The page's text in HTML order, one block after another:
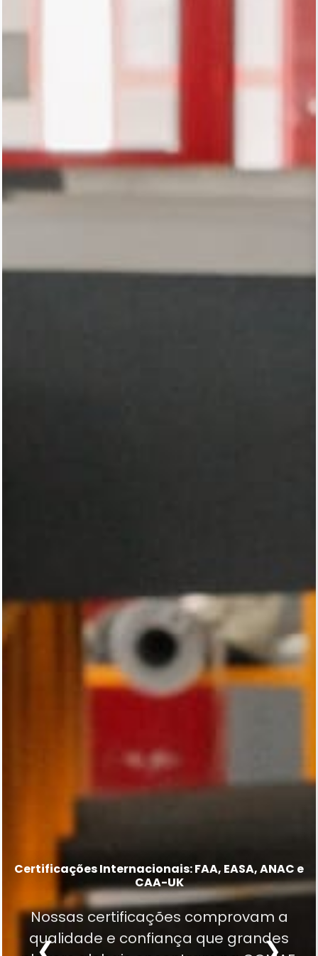
Excelência em MRO desde 1977
Tradição construída em décadas de
experiência, confiabilidade e dedicação
Certificações Internacionais: FAA, EASA, ANAC e
CAA-UK
Nossas certificações comprovam a
qualidade e confiança que grandes
Mais de 20.000 part numbers em nossa
Capability List
Excelência técnica em trens de pouso,
sistemas de hélice, componentes
elétricos, eletrônicos, pneumáticos,
❮ ❯